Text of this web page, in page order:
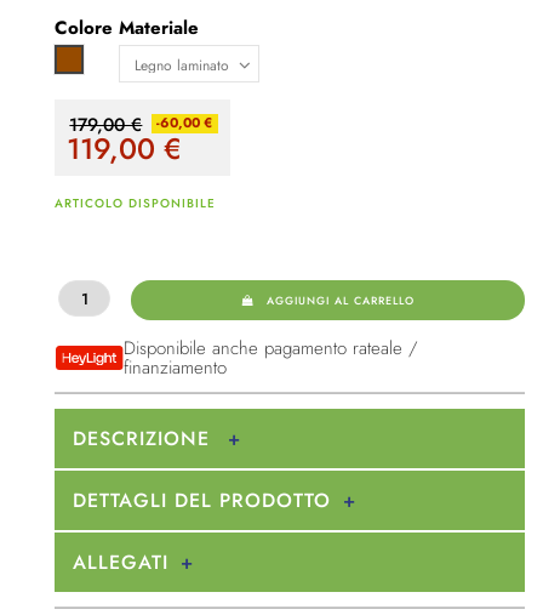
Colore Materiale
179,00 € -60,00 €
119,00€
ARTICOLO DISPONIBILE
AGGIUNGI AL CARRELLO
Disponibile anche pagamento rateale /
finanziamento
DESCRIZIONE
DETTAGLI DEL PRODOTTO
ALLEGATI